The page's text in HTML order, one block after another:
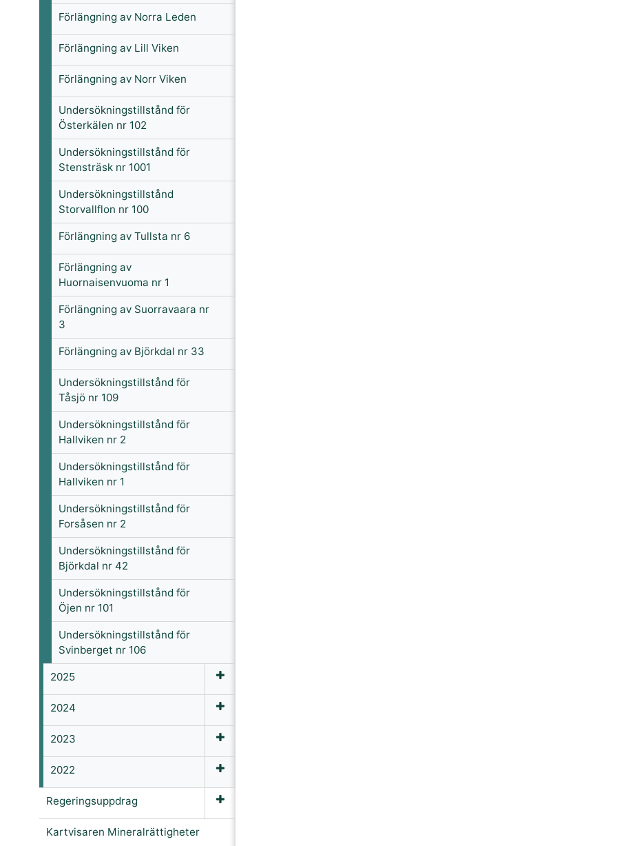
Förlängning av Norra Leden
Förlängning av Lill Viken
Förlängning av Norr Viken
Undersökningstillstånd för
Österkälen nr 102
Undersökningstillstånd för
Stensträsk nr 1001
Undersökningstillstånd
Storvallflon nr 100
Förlängning av Tullsta nr 6
Förlängning av
Huornaisenvuoma nr 1
Förlängning av Suorravaara nr
3
Förlängning av Björkdal nr 33
Undersökningstillstånd för
Tåsjö nr 109
Undersökningstillstånd för
Hallviken nr 2
Undersökningstillstånd för
Hallviken nr 1
Undersökningstillstånd för
Forsåsen nr 2
Undersökningstillstånd för
Björkdal nr 42
Undersökningstillstånd för
Öjen nr 101
Undersökningstillstånd för
Svinberget nr 106
2025
2024
2023
2022
Regeringsuppdrag
Kartvisaren Mineralrättigheter